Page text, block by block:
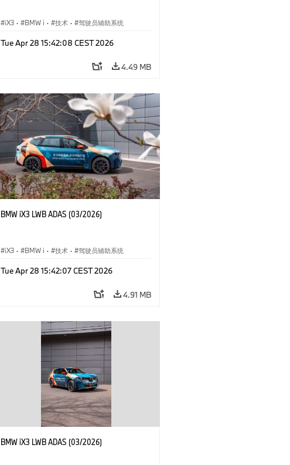
iX3 · BMW i · 技术 · 驾驶员辅助系统
Tue Apr 28 15:42:08 CEST 2026
4.49 MB
BMW iX3 LWB ADAS (03/2026)
iX3 · BMW i · 技术 · 驾驶员辅助系统
Tue Apr 28 15:42:07 CEST 2026
4.91 MB
BMW iX3 LWB ADAS (03/2026)